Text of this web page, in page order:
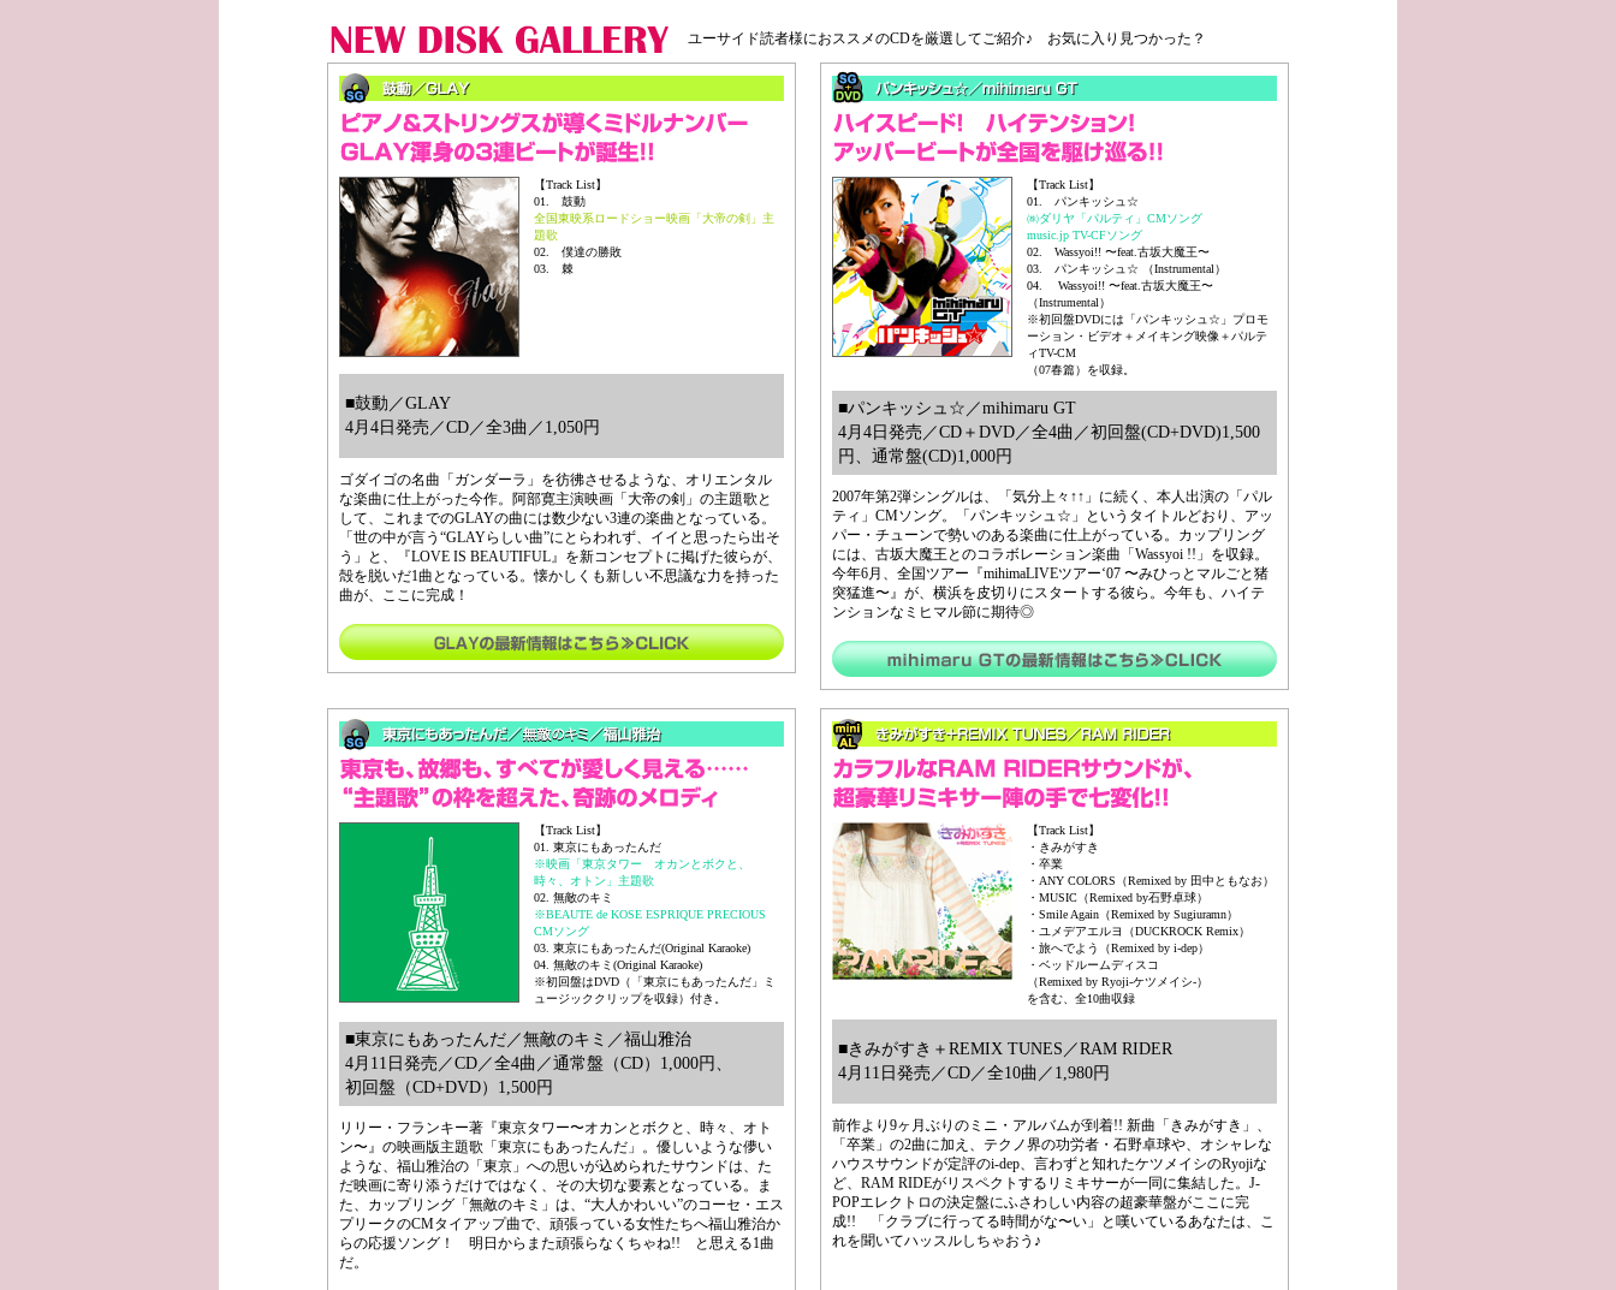
ユーサイド読者様におススメのCDを厳選してご紹介♪ お気に入り見つかった？
【Track List】
01. 鼓動
全国東映系ロードショー映画「大帝の剣」主
題歌
02. 僕達の勝敗
03. 棘
■鼓動／GLAY
4月4日発売／CD／全3曲／1,050円
ゴダイゴの名曲「ガンダーラ」を彷彿させるような、オリエンタル
な楽曲に仕上がった今作。阿部寛主演映画「大帝の剣」の主題歌と
して、これまでのGLAYの曲には数少ない3連の楽曲となっている。
「世の中が言う“GLAYらしい曲”にとらわれず、イイと思ったら出そ
う」と、『LOVE IS BEAUTIFUL』を新コンセプトに掲げた彼らが、
殻を脱いだ1曲となっている。懐かしくも新しい不思議な力を持った
曲が、ここに完成！
【Track List】
01. パンキッシュ☆
㈱ダリヤ「パルティ」CMソング
music.jp TV-CFソング
02. Wassyoi!! 〜feat.古坂大魔王〜
03. パンキッシュ☆ （Instrumental）
04. Wassyoi!! 〜feat.古坂大魔王〜
（Instrumental）
※初回盤DVDには「パンキッシュ☆」プロモ
ーション・ビデオ＋メイキング映像＋パルテ
ィTV-CM
（07春篇）を収録。
■パンキッシュ☆／mihimaru GT
4月4日発売／CD＋DVD／全4曲／初回盤(CD+DVD)1,500
円、通常盤(CD)1,000円
2007年第2弾シングルは、「気分上々↑↑」に続く、本人出演の「パル
ティ」CMソング。「パンキッシュ☆」というタイトルどおり、アッ
パー・チューンで勢いのある楽曲に仕上がっている。カップリング
には、古坂大魔王とのコラボレーション楽曲「Wassyoi !!」を収録。
今年6月、全国ツアー『mihimaLIVEツアー‘07 〜みひっとマルごと猪
突猛進〜』が、横浜を皮切りにスタートする彼ら。今年も、ハイテ
ンションなミヒマル節に期待◎
【Track List】
01. 東京にもあったんだ
※映画「東京タワー オカンとボクと、
時々、オトン」主題歌
02. 無敵のキミ
※BEAUTE de KOSE ESPRIQUE PRECIOUS
CMソング
03. 東京にもあったんだ(Original Karaoke)
04. 無敵のキミ(Original Karaoke)
※初回盤はDVD（「東京にもあったんだ」ミ
ュージッククリップを収録）付き。
■東京にもあったんだ／無敵のキミ／福山雅治
4月11日発売／CD／全4曲／通常盤（CD）1,000円、
初回盤（CD+DVD）1,500円
リリー・フランキー著『東京タワー〜オカンとボクと、時々、オト
ン〜』の映画版主題歌「東京にもあったんだ」。優しいような儚い
ような、福山雅治の「東京」への思いが込められたサウンドは、た
だ映画に寄り添うだけではなく、その大切な要素となっている。ま
た、カップリング「無敵のキミ」は、“大人かわいい”のコーセ・エス
プリークのCMタイアップ曲で、頑張っている女性たちへ福山雅治か
らの応援ソング！ 明日からまた頑張らなくちゃね!! と思える1曲
だ。
【Track List】
・きみがすき
・卒業
・ANY COLORS（Remixed by 田中ともなお）
・MUSIC（Remixed by石野卓球）
・Smile Again（Remixed by Sugiuramn）
・ユメデアエルヨ（DUCKROCK Remix）
・旅へでよう（Remixed by i-dep）
・ベッドルームディスコ
（Remixed by Ryoji-ケツメイシ-）
を含む、全10曲収録
■きみがすき＋REMIX TUNES／RAM RIDER
4月11日発売／CD／全10曲／1,980円
前作より9ヶ月ぶりのミニ・アルバムが到着!! 新曲「きみがすき」、
「卒業」の2曲に加え、テクノ界の功労者・石野卓球や、オシャレな
ハウスサウンドが定評のi-dep、言わずと知れたケツメイシのRyojiな
ど、RAM RIDEがリスペクトするリミキサーが一同に集結した。J-
POPエレクトロの決定盤にふさわしい内容の超豪華盤がここに完
成!! 「クラブに行ってる時間がな〜い」と嘆いているあなたは、こ
れを聞いてハッスルしちゃおう♪